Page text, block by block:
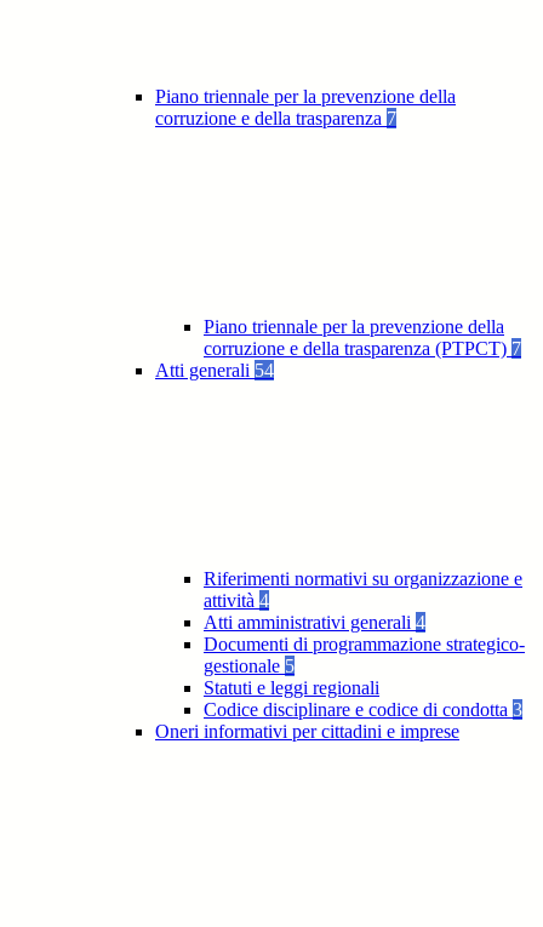
Piano triennale per la prevenzione della
corruzione e della trasparenza 7
Piano triennale per la prevenzione della
corruzione e della trasparenza (PTPCT) 7
Atti generali 54
Riferimenti normativi su organizzazione e
attività 4
Atti amministrativi generali 4
Documenti di programmazione strategico-
gestionale 5
Statuti e leggi regionali
Codice disciplinare e codice di condotta 3
Oneri informativi per cittadini e imprese